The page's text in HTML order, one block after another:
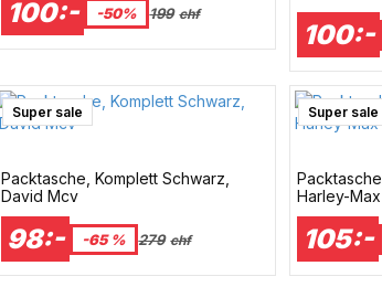
100:- -50% 199 chf
Mcv
100:-
Super sale
Packtasche, Komplett Schwarz,
David Mcv
98:- -65 % 279 chf
Super sale
Harley-
105:-